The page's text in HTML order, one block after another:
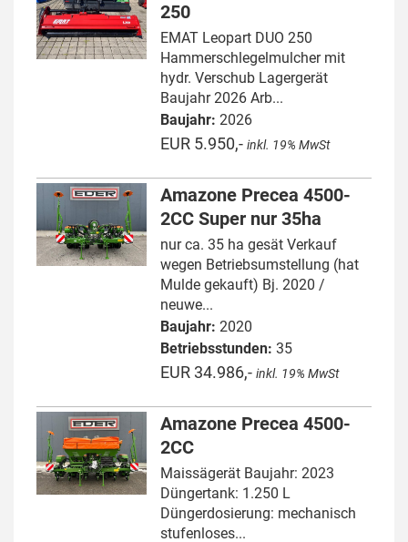
250
EMAT Leopart DUO 250
Hammerschlegelmulcher mit
hydr. Verschub Lagergerät
Baujahr 2026 Arb...
Baujahr: 2026
EUR 5.950,- inkl. 19% MwSt
Amazone Precea 4500-
2CC Super nur 35ha
nur ca. 35 ha gesät Verkauf
wegen Betriebsumstellung (hat
Mulde gekauft) Bj. 2020 /
neuwe...
Baujahr: 2020
Betriebsstunden: 35
EUR 34.986,- inkl. 19% MwSt
Amazone Precea 4500-
2CC
Maissägerät Baujahr: 2023
Düngertank: 1.250 L
Düngerdosierung: mechanisch
stufenloses...